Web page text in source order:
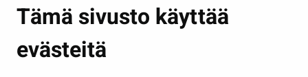
Tämä sivusto käyttää
evästeitä
Kasvatus ja opetus
Kulttuuri ja liikunta